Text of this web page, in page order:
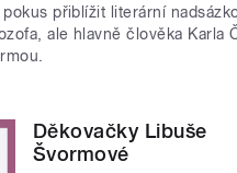
přiblížit literární
ale hlavně člověka Karla
Děkovačky Libuše
Švormové